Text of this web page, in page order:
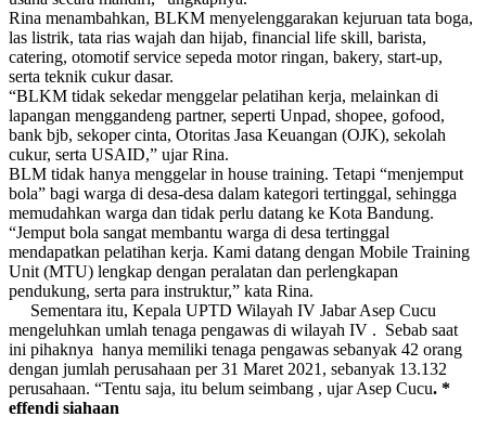
Rina menambahkan, BLKM menyelenggarakan kejuruan tata boga,
las listrik, tata rias wajah dan hijab, financial life skill, barista,
catering, otomotif service sepeda motor ringan, bakery, start-up,
serta teknik cukur dasar.
“BLKM tidak sekedar menggelar pelatihan kerja, melainkan di
lapangan menggandeng partner, seperti Unpad, shopee, gofood,
bank bjb, sekoper cinta, Otoritas Jasa Keuangan (OJK), sekolah
cukur, serta USAID,” ujar Rina.
BLM tidak hanya menggelar in house training. Tetapi “menjemput
bola” bagi warga di desa-desa dalam kategori tertinggal, sehingga
memudahkan warga dan tidak perlu datang ke Kota Bandung.
“Jemput bola sangat membantu warga di desa tertinggal
mendapatkan pelatihan kerja. Kami datang dengan Mobile Training
Unit (MTU) lengkap dengan peralatan dan perlengkapan
pendukung, serta para instruktur,” kata Rina.
Sementara itu, Kepala UPTD Wilayah IV Jabar Asep Cucu
mengeluhkan umlah tenaga pengawas di wilayah IV . Sebab saat
ini pihaknya hanya memiliki tenaga pengawas sebanyak 42 orang
dengan jumlah perusahaan per 31 Maret 2021, sebanyak 13.132
perusahaan. “Tentu saja, itu belum seimbang , ujar Asep Cucu. *
effendi siahaan